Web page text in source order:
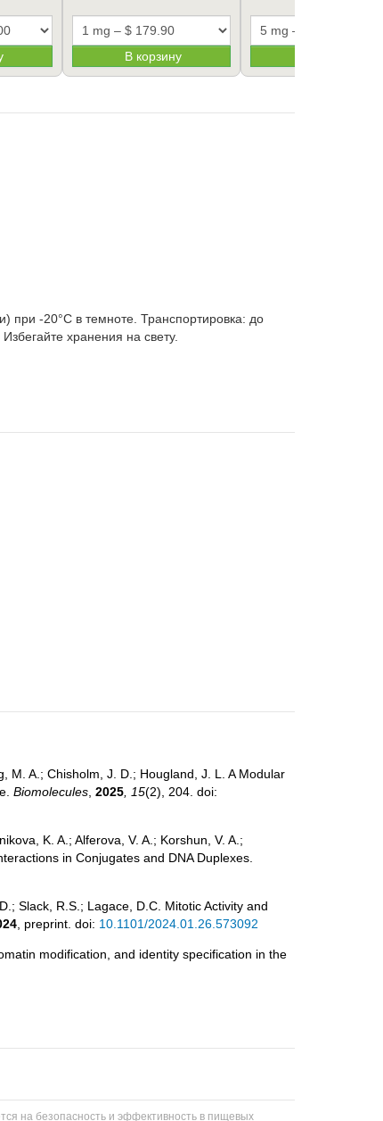
В корзину
при -20°C в темноте. Транспортировка: до
хранения на свету.
M. A.; Chisholm, J. D.; Hougland, J. L. A Modular
Biomolecules, 2025, 15(2), 204. doi:
K. A.; Alferova, V. A.; Korshun, V. A.;
in Conjugates and DNA Duplexes.
Slack, R.S.; Lagace, D.C. Mitotic Activity and
, preprint. doi: 10.1101/2024.01.26.573092
modification, and identity specification in the
на безопасность и эффективность в пищевых